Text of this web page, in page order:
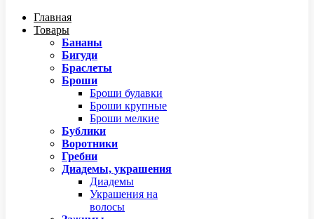
Главная
Товары
Бананы
Бигуди
Браслеты
Броши
Броши булавки
Броши крупные
Броши мелкие
Бублики
Воротники
Гребни
Диадемы, украшения
Диадемы
Украшения на
волосы